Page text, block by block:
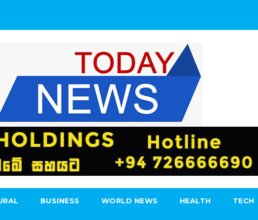
BUSINESS WORLD NEWS HEALTH TECH